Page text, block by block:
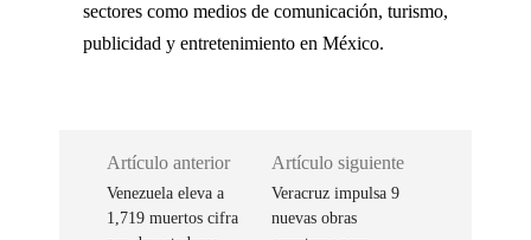
sectores como medios de comunicación, turismo,
publicidad y entretenimiento en México.
Artículo anterior
Venezuela eleva a
1,719 muertos cifra
Artículo siguiente
Veracruz impulsa 9
nuevas obras